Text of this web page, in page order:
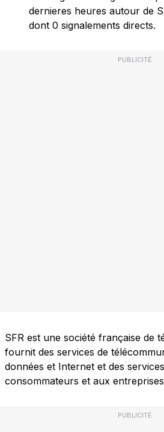
dernieres heures autour de
dont 0 signalements directs.
PUBLICITÉ
SFR est une société française de
fournit des services de
données et Internet et des
consommateurs et aux
PUBLICITÉ